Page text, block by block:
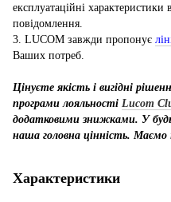
експлуатаційні характеристики
повідомлення.
3. LUCOM завжди пропонує
Ваших потреб.
Цінуєте якість і вигідні
програми лояльності Lucom
додатковими знижками. У
наша головна цінність. Маємо
Характеристики